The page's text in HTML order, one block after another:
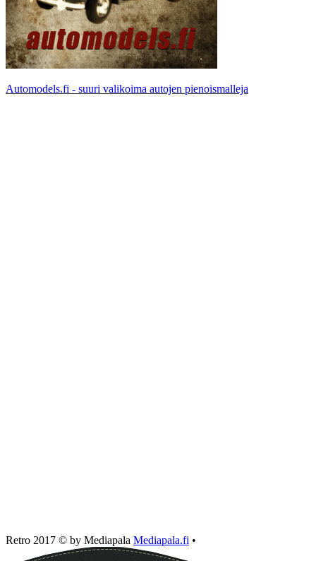
Automodels.fi - suuri valikoima autojen pienoismalleja
Retro 2017 © by Mediapala Mediapala.fi •